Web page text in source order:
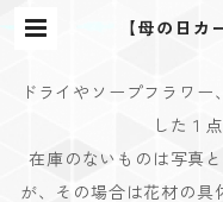
【母の日
ドライやソープフラワ
した１
在庫のないものは写真
が、その場合は花材の具